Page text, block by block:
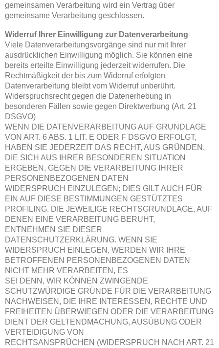
gemeinsamen Verarbeitung wird ein Vertrag über
gemeinsame Verarbeitung geschlossen.
Widerruf Ihrer Einwilligung zur Datenverarbeitung
Viele Datenverarbeitungsvorgänge sind nur mit Ihrer
ausdrücklichen Einwilligung möglich. Sie können eine
bereits erteilte Einwilligung jederzeit widerrufen. Die
Rechtmäßigkeit der bis zum Widerruf erfolgten
Datenverarbeitung bleibt vom Widerruf unberührt.
Widerspruchsrecht gegen die Datenerhebung in
besonderen Fällen sowie gegen Direktwerbung (Art. 21
DSGVO)
WENN DIE DATENVERARBEITUNG AUF GRUNDLAGE
VON ART. 6 ABS. 1 LIT. E ODER F DSGVO ERFOLGT,
HABEN SIE JEDERZEIT DAS RECHT, AUS GRÜNDEN,
DIE SICH AUS IHRER BESONDEREN SITUATION
ERGEBEN, GEGEN DIE VERARBEITUNG IHRER
PERSONENBEZOGENEN DATEN
WIDERSPRUCH EINZULEGEN; DIES GILT AUCH FÜR
EIN AUF DIESE BESTIMMUNGEN GESTÜTZTES
PROFILING. DIE JEWEILIGE RECHTSGRUNDLAGE, AUF
DENEN EINE VERARBEITUNG BERUHT,
ENTNEHMEN SIE DIESER
DATENSCHUTZERKLÄRUNG. WENN SIE
WIDERSPRUCH EINLEGEN, WERDEN WIR IHRE
BETROFFENEN PERSONENBEZOGENEN DATEN
NICHT MEHR VERARBEITEN, ES
SEI DENN, WIR KÖNNEN ZWINGENDE
SCHUTZWÜRDIGE GRÜNDE FÜR DIE VERARBEITUNG
NACHWEISEN, DIE IHRE INTERESSEN, RECHTE UND
FREIHEITEN ÜBERWIEGEN ODER DIE VERARBEITUNG
DIENT DER GELTENDMACHUNG, AUSÜBUNG ODER
VERTEIDIGUNG VON
RECHTSANSPRÜCHEN (WIDERSPRUCH NACH ART. 21